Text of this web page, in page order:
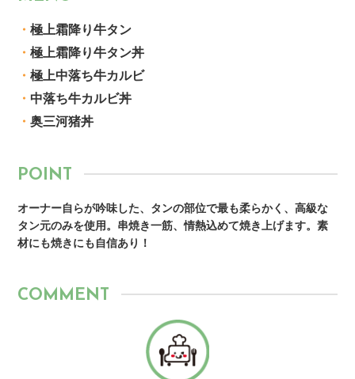
・極上霜降り牛タン
・極上霜降り牛タン丼
・極上中落ち牛カルビ
・ 中落ち牛カルビ丼
・奥三河猪丼
POINT
オーナー自らが吟味した、タンの部位で最も柔らかく、高級な
タン元のみを使用。串焼き一筋、情熱込めて焼き上げます。素
材にも焼きにも自信あり！
COMMENT